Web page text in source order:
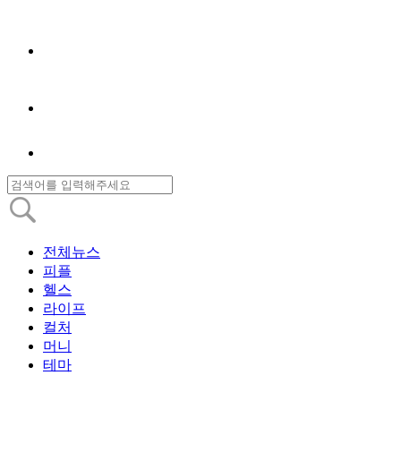
전체뉴스
피플
헬스
라이프
컬처
머니
테마